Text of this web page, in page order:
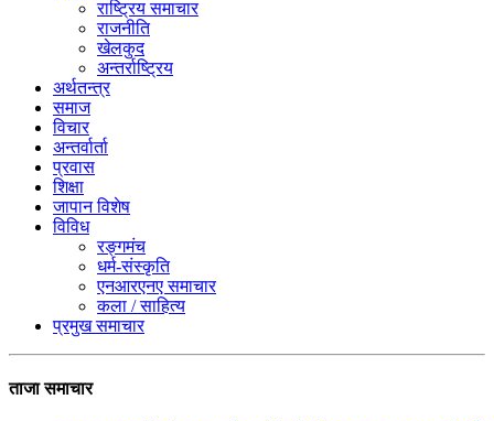
राष्ट्रिय समाचार
राजनीति
खेलकुद
अन्तर्राष्ट्रिय
अर्थतन्त्र
समाज
विचार
अन्तर्वार्ता
प्रवास
शिक्षा
जापान विशेष
विविध
रङ्गमंच
धर्म-संस्कृति
एनआरएनए समाचार
कला / साहित्य
प्रमुख समाचार
ताजा समाचार